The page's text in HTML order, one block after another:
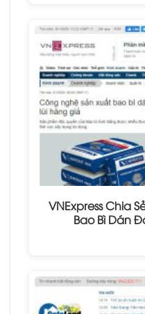
VNExpress Chia
Bao Bì Dán